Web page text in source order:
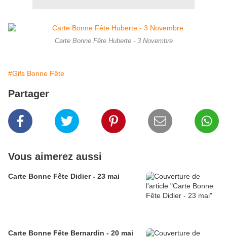
Carte Bonne Fête Huberte - 3 Novembre
#Gifs Bonne Fête
Partager
Vous aimerez aussi
Carte Bonne Fête Didier - 23 mai
Carte Bonne Fête Bernardin - 20 mai